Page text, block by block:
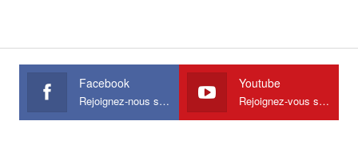
Facebook
Rejoignez-nous sur Facebook
Youtube
Rejoignez-vous sur Youtube